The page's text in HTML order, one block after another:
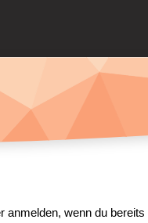
anmelden, wenn du bereits